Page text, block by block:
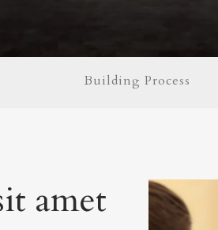
Building Process
amet